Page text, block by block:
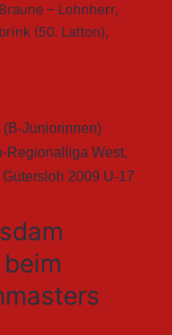
– Lohnherr,
(50. Latton),
(B-Juniorinnen)
Regionalliga West,
Gütersloh 2009 U-17